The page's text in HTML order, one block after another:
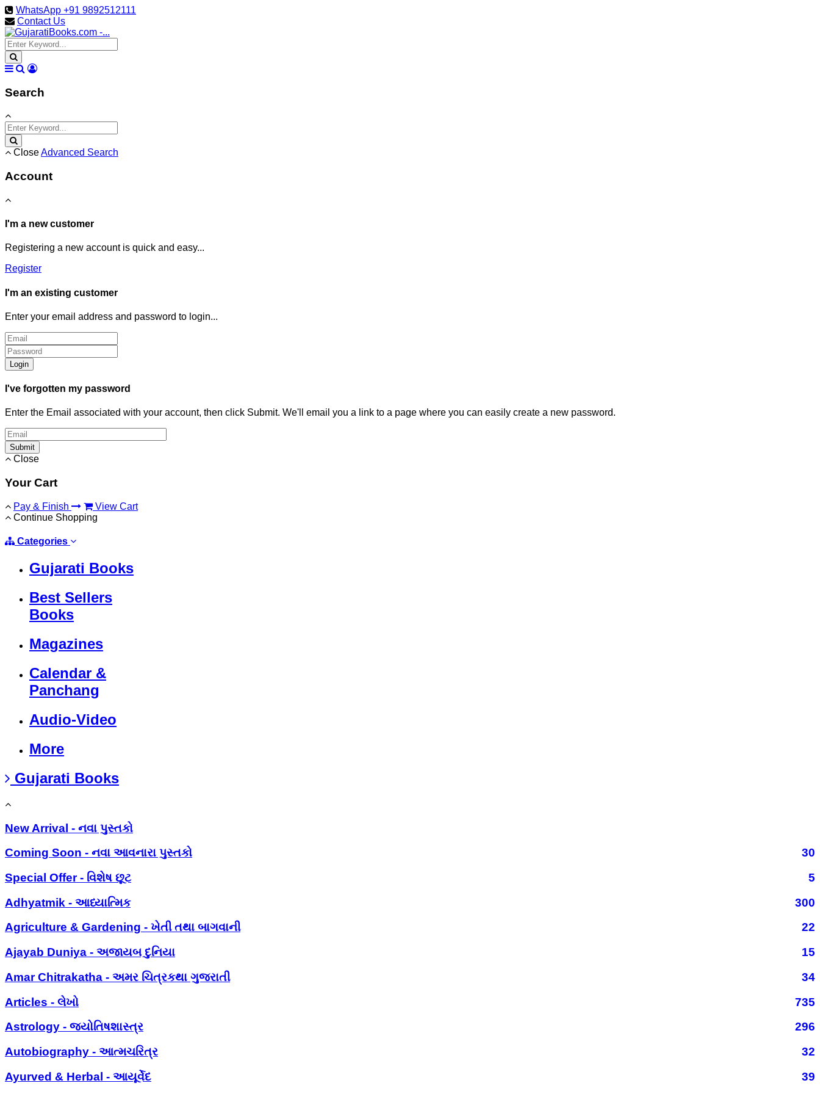
WhatsApp +91 9892512111
Contact Us
Search
CloseAdvanced Search
Account
I'm a new customer
Registering a new account is quick and easy...
Register
I'm an existing customer
Enter your email address and password to login...
Login
I've forgotten my password
Enter the Email associated with your account, then click Submit. We'll email you a link to a page where you can easily create a new password.
Submit
Close
Your Cart
Pay & Finish
View Cart
Continue Shopping
Categories
Gujarati Books
Best Sellers
Books
Magazines
Calendar &
Panchang
Audio-Video
More
Gujarati Books
New Arrival - નવા પુસ્તકો
Coming Soon - નવા આવનારા પુસ્તકો
30
Special Offer - વિશેષ છૂટ
5
Adhyatmik - આધ્યાત્મિક
300
Agriculture & Gardening - ખેતી તથા બાગવાની
22
Ajayab Duniya - અજાયબ દુનિયા
15
Amar Chitrakatha - અમર ચિત્રકથા ગુજરાતી
34
Articles - લેખો
735
Astrology - જ્યોતિષશાસ્ત્ર
296
Autobiography - આત્મચરિત્ર
32
Ayurved & Herbal - આયૂર્વેદ
39